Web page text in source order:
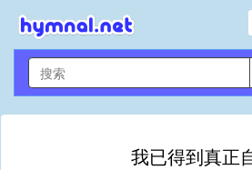
我已得到真正